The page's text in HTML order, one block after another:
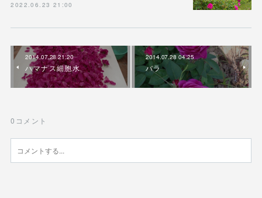
2022.06.23 21:00
2014.07.28 21:20
ハマナス細胞水
2014.07.28 04:25
バラ
0 コメント